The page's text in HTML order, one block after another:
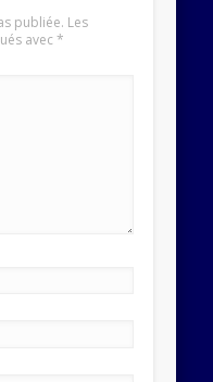
publiée. Les
avec*